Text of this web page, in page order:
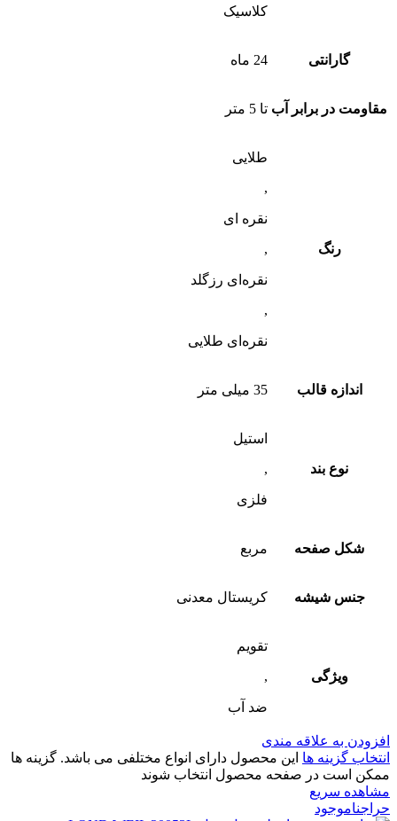
کلاسیک
گارانتی 24 ماه
مقاومت در برابر آب تا 5 متر
رنگ
طلایی
,
نقره ای
,
نقره‌ای رزگلد
,
نقره‌ای طلایی
اندازه قالب 35 میلی متر
نوع بند
استیل
,
فلزی
شکل صفحه مربع
جنس شیشه کریستال معدنی
ویژگی
تقویم
,
ضد آب
افزودن به علاقه مندی
انتخاب گزینه ها این محصول دارای انواع مختلفی می باشد. گزینه ها
ممکن است در صفحه محصول انتخاب شوند
مشاهده سریع
حراجناموجود